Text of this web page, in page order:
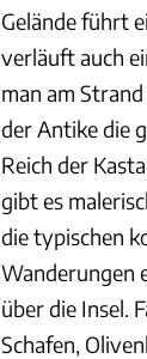
Gelände führt
verläuft auch
man am
der Antike die
Reich der
gibt es
die typischen
Wanderungen
über die Insel.
Schafen,